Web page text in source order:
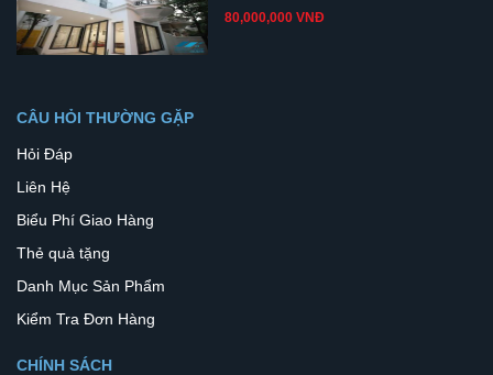
80,000,000 VNĐ
CÂU HỎI THƯỜNG GẶP
Hỏi Đáp
Liên Hệ
Biểu Phí Giao Hàng
Thẻ quà tặng
Danh Mục Sản Phẩm
Kiểm Tra Đơn Hàng
CHÍNH SÁCH